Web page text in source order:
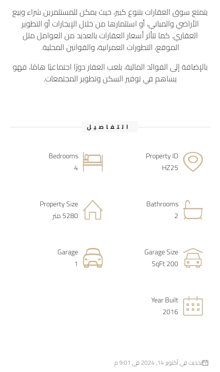
يتمتع سوق العقارات بتنوع كبير، حيث يمكن للمستثمرين شراء وبيع
الأراضي والمباني، أو استثمارها من خلال الإيجارات أو التطوير
العقاري. كما تتأثر أسعار العقارات بالعديد من العوامل مثل
الموقع، التطورات العمرانية، والقوانين المحلية.
بالإضافة إلى الفوائد المالية، يلعب العقار دورًا اجتماعيًا هامًا، فهو
يساهم في توفير السكن وتطوير المجتمعات.
التفاصيل
Property ID
HZ25
Bedrooms
4
Bathrooms
2
Property Size
5280 متر
Garage Size
200 SqFt
Garage
1
Year Built
2016
تحديث في أكتوبر 14, 2024 في 9:01 م